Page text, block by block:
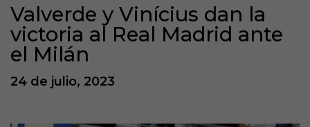
Valverde y Vinícius dan la
victoria al Real Madrid ante
el Milán
24 de julio, 2023